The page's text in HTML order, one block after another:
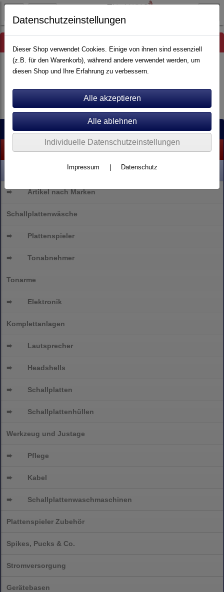
Kategorien
% SALE %
➨ Artikel nach Marken
Schallplattenwäsche
➨ Plattenspieler
➨ Tonabnehmer
Tonarme
➨ Elektronik
Komplettanlagen
➨ Lautsprecher
➨ Headshells
➨ Schallplatten
➨ Schallplattenhüllen
Werkzeug und Justage
➨ Pflege
➨ Kabel
➨ Schallplattenwaschmaschinen
Plattenspieler Zubehör
Spikes, Pucks & Co.
Stromversorgung
Gerätebasen
Datenschutzeinstellungen
Dieser Shop verwendet Cookies. Einige von ihnen sind essenziell
(z.B. für den Warenkorb), während andere verwendet werden, um
diesen Shop und Ihre Erfahrung zu verbessern.
Individuelle Datenschutzeinstellungen
Impressum Datenschutz